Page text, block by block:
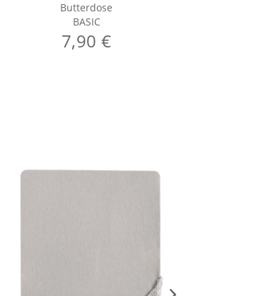
Butterdose
BASIC
7,90 €